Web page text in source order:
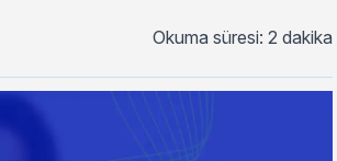
Okuma süresi: 2 dakika